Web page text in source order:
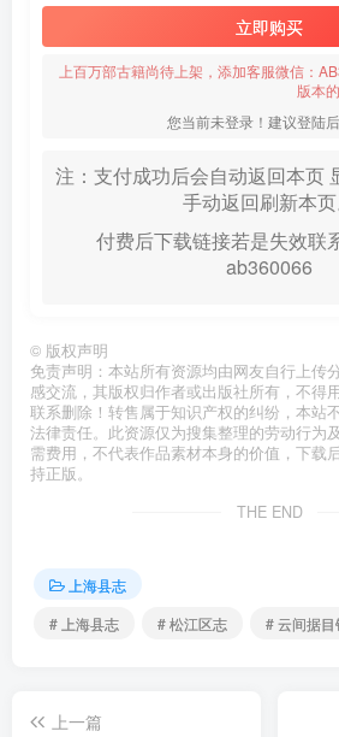
立即购买
上百万部古籍尚待上架，添加客服微信：
版本
您当前未登录！建议登陆
注：支付成功后会自动返回本页
手动返回刷新本页
付费后下载链接若是失效联
ab360066
© 版权声明
免责声明：本站所有资源均由网友自行上传
感交流，其版权归作者或出版社所有，不得
联系删除！转售属于知识产权的纠纷，本站
法律责任。此资源仅为搜集整理的劳动行为
需费用，不代表作品素材本身的价值，下载
持正版。
THE END
上海县志
# 上海县志
# 松江区志 # 云间据目
上一篇